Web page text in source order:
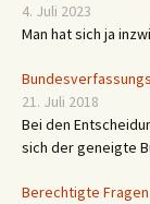
4. Juli 2023
Man hat sich ja
21. Juli 2018
Bei den
sich der geneigte
Berechtigte Fragen